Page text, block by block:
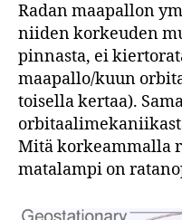
Radan maapallon
niiden korkeuden
pinnasta, ei
maapallo/kuun
toisella kertaa).
Mitä korkeammalla
matalampi on